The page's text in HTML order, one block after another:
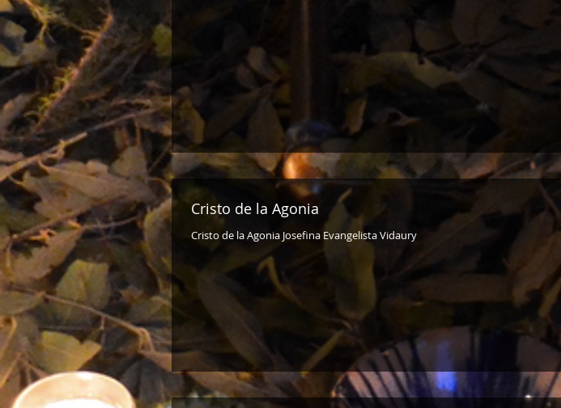
Cristo de la Agonia
Cristo de la Agonia Josefina Evangelista Vidaury